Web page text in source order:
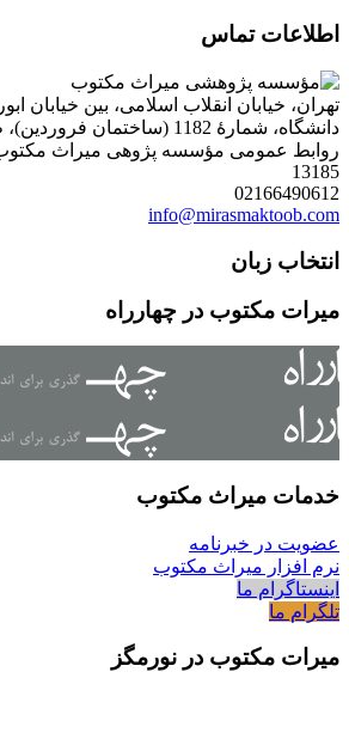
اطلاعات تماس
تهران، خیابان انقلاب اسلامی، بین خیابان
13185
02166490612
info@mirasmaktoob.com
انتخاب زبان
میرات مکتوب در چهارراه
خدمات میراث مکتوب
عضویت در خبرنامه
نرم افزار میراث مکتوب
اینستاگرام ما
تلگرام ما
میرات مکتوب در نورمگز